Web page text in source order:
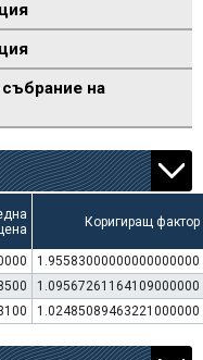
на
Коригиращ фактор
1.95583000000000000000
1.09567261164109000000
1.02485089463221000000